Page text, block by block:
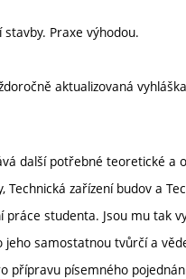
Praxe výhodou.
aktualizovaná
další potřebné teoretické a
zařízení budov a
studenta. Jsou mu tak
samostatnou tvůrčí a
přípravu písemného